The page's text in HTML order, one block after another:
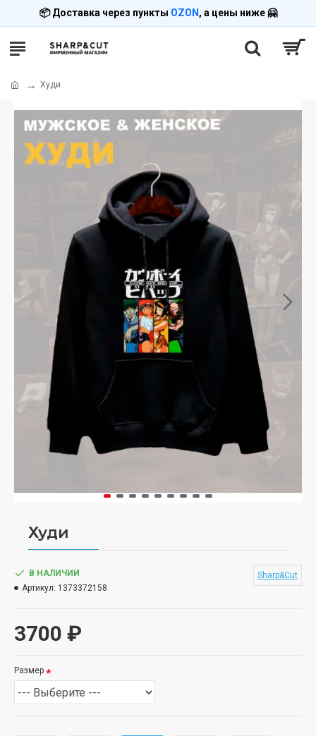
📦 Доставка через пункты OZON , а цены ниже 🤗
Худи
Худи
3700 ₽
В НАЛИЧИИ
Артикул: 1373372158
Sharp&Cut
Размер